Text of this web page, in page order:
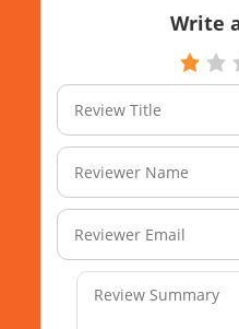
Write